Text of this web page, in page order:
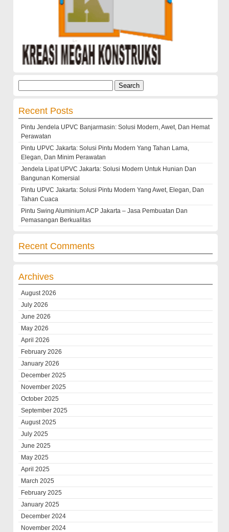
Recent Posts
Pintu Jendela UPVC Banjarmasin: Solusi Modern, Awet, Dan Hemat
Perawatan
Pintu UPVC Jakarta: Solusi Pintu Modern Yang Tahan Lama,
Elegan, Dan Minim Perawatan
Jendela Lipat UPVC Jakarta: Solusi Modern Untuk Hunian Dan
Bangunan Komersial
Pintu UPVC Jakarta: Solusi Pintu Modern Yang Awet, Elegan, Dan
Tahan Cuaca
Pintu Swing Aluminium ACP Jakarta – Jasa Pembuatan Dan
Pemasangan Berkualitas
Recent Comments
Archives
August 2026
July 2026
June 2026
May 2026
April 2026
February 2026
January 2026
December 2025
November 2025
October 2025
September 2025
August 2025
July 2025
June 2025
May 2025
April 2025
March 2025
February 2025
January 2025
December 2024
November 2024